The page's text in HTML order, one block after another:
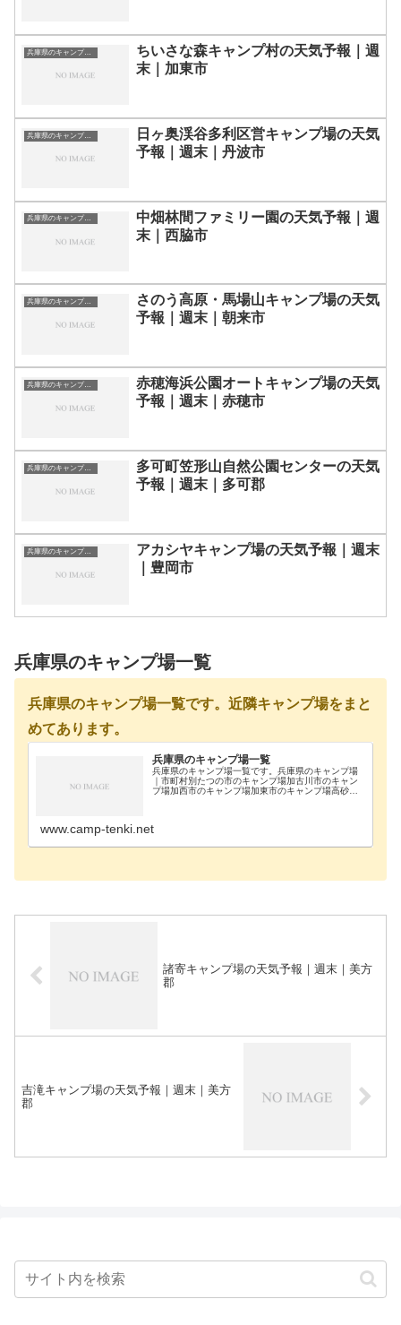
兵庫県のキャンプ場一覧
ちいさな森キャンプ村の天気予報｜週
末｜加東市
兵庫県のキャンプ場一覧
日ヶ奥渓谷多利区営キャンプ場の天気
予報｜週末｜丹波市
兵庫県のキャンプ場一覧
中畑林間ファミリー園の天気予報｜週
末｜西脇市
兵庫県のキャンプ場一覧
さのう高原・馬場山キャンプ場の天気
予報｜週末｜朝来市
兵庫県のキャンプ場一覧
赤穂海浜公園オートキャンプ場の天気
予報｜週末｜赤穂市
兵庫県のキャンプ場一覧
多可町笠形山自然公園センターの天気
予報｜週末｜多可郡
兵庫県のキャンプ場一覧
アカシヤキャンプ場の天気予報｜週末
｜豊岡市
兵庫県のキャンプ場一覧
兵庫県のキャンプ場一覧です。近隣キャンプ場をまと
めてあります。
兵庫県のキャンプ場一覧
兵庫県のキャンプ場一覧です。兵庫県のキャンプ場
｜市町村別たつの市のキャンプ場加古川市のキャン
プ場加西市のキャンプ場加東市のキャンプ場高砂市
www.camp-tenki.net
諸寄キャンプ場の天気予報｜週末｜美方
郡
吉滝キャンプ場の天気予報｜週末｜美方
郡